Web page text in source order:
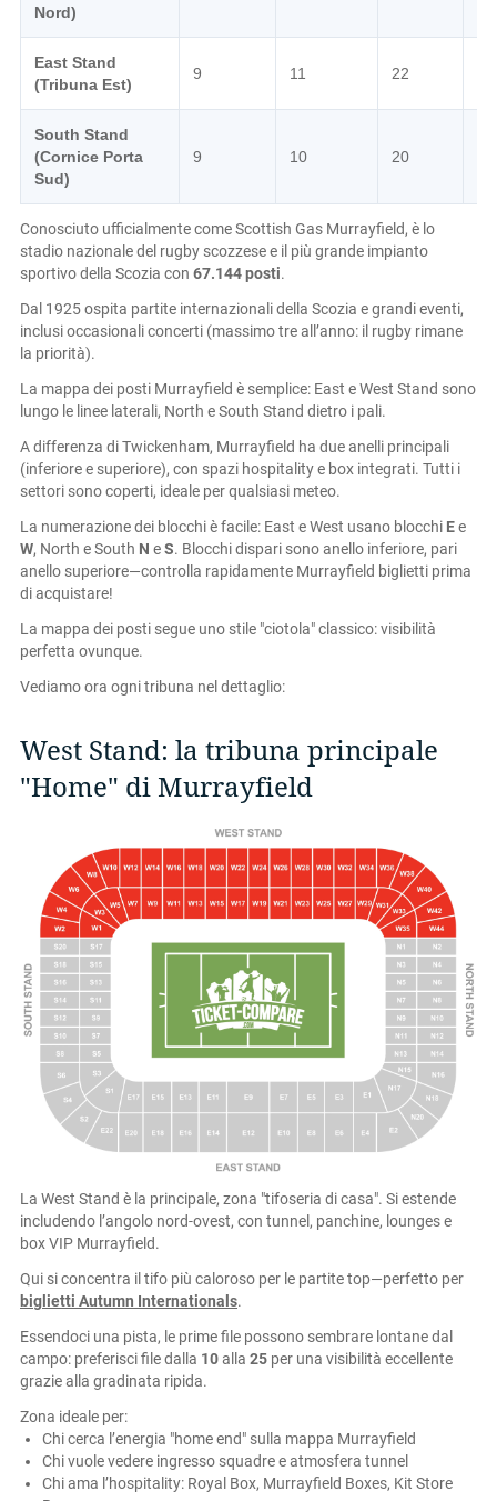
Nord)
East Stand
(Tribuna Est)
9 11 22
South Stand
(Cornice Porta
Sud)
9 10 20
Conosciuto ufficialmente come Scottish Gas Murrayfield, è lo
stadio nazionale del rugby scozzese e il più grande impianto
sportivo della Scozia con 67.144 posti.
Dal 1925 ospita partite internazionali della Scozia e grandi eventi,
inclusi occasionali concerti (massimo tre all’anno: il rugby rimane
la priorità).
La mappa dei posti Murrayfield è semplice: East e West Stand sono
lungo le linee laterali, North e South Stand dietro i pali.
A differenza di Twickenham, Murrayfield ha due anelli principali
(inferiore e superiore), con spazi hospitality e box integrati. Tutti i
settori sono coperti, ideale per qualsiasi meteo.
La numerazione dei blocchi è facile: East e West usano blocchi Ee
W, North e South N eS. Blocchi dispari sono anello inferiore, pari
anello superiore—controlla rapidamente Murrayfield biglietti prima
di acquistare!
La mappa dei posti segue uno stile "ciotola" classico: visibilità
perfetta ovunque.
Vediamo ora ogni tribuna nel dettaglio:
West Stand: la tribuna principale
"Home" di Murrayfield
La West Stand è la principale, zona "tifoseria di casa". Si estende
includendo l’angolo nord-ovest, con tunnel, panchine, lounges e
box VIP Murrayfield.
Qui si concentra il tifo più caloroso per le partite top—perfetto per
biglietti Autumn Internationals.
Essendoci una pista, le prime file possono sembrare lontane dal
campo: preferisci file dalla 10alla 25 per una visibilità eccellente
grazie alla gradinata ripida.
Zona ideale per:
Chi cerca l’energia "home end" sulla mappa Murrayfield
Chi vuole vedere ingresso squadre e atmosfera tunnel
Chi ama l’hospitality: Royal Box, Murrayfield Boxes, Kit Store